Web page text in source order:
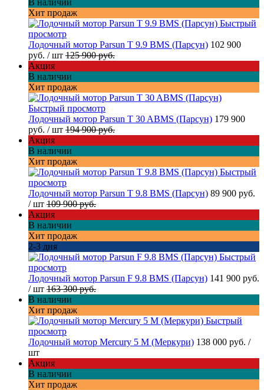
Хит продаж
Быстрый
просмотр
Лодочный мотор Parsun T 9.9 BMS (Парсун) 102 900
руб. / шт 125 900 руб.
Акция
В наличии
Хит продаж
Быстрый просмотр
Лодочный мотор Parsun T 30 ABMS (Парсун) 179 900
руб. / шт 194 900 руб.
Акция
В наличии
Хит продаж
Быстрый
просмотр
Лодочный мотор Parsun T 9.8 BMS (Парсун) 89 900 руб.
/ шт 109 900 руб.
Акция
В наличии
Хит продаж
2-3 дня
Быстрый
просмотр
Лодочный мотор Parsun F 9.8 BMS (Парсун) 141 900 руб.
/ шт 163 300 руб.
В наличии
Хит продаж
Быстрый
просмотр
Лодочный мотор Mercury 5 M (Меркури) 138 000 руб. /
шт
Акция
В наличии
Хит продаж